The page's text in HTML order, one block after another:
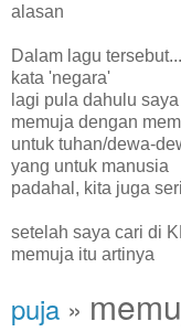
alasan
Dalam lagu
kata 'negara'
lagi pula dahulu
memuja dengan
untuk tuhan/dewa-
yang untuk manusia
padahal, kita juga
setelah saya cari di
memuja itu artinya
puja »